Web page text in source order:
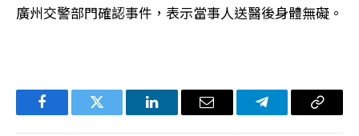
廣州交警部門確認事件，表示當事人送醫後身體無礙。
FacebookTwitter LinkedIn电
Telegram复